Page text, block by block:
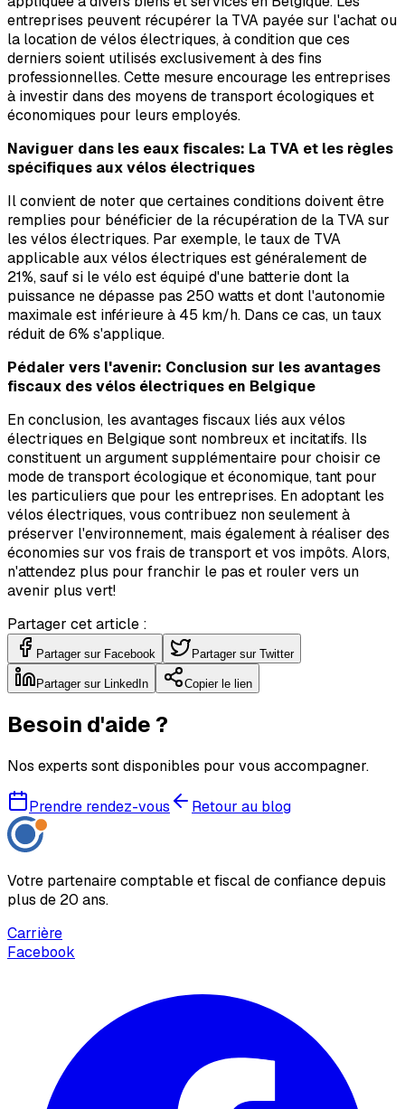
entreprises peuvent récupérer la TVA payée sur l'achat ou
la location de vélos électriques, à condition que ces
derniers soient utilisés exclusivement à des fins
professionnelles. Cette mesure encourage les entreprises
à investir dans des moyens de transport écologiques et
économiques pour leurs employés.
Naviguer dans les eaux fiscales: La TVA et les règles
spécifiques aux vélos électriques
Il convient de noter que certaines conditions doivent être
remplies pour bénéficier de la récupération de la TVA sur
les vélos électriques. Par exemple, le taux de TVA
applicable aux vélos électriques est généralement de
21%, sauf si le vélo est équipé d'une batterie dont la
puissance ne dépasse pas 250 watts et dont l'autonomie
maximale est inférieure à 45 km/h. Dans ce cas, un taux
réduit de 6% s'applique.
Pédaler vers l'avenir: Conclusion sur les avantages
fiscaux des vélos électriques en Belgique
En conclusion, les avantages fiscaux liés aux vélos
électriques en Belgique sont nombreux et incitatifs. Ils
constituent un argument supplémentaire pour choisir ce
mode de transport écologique et économique, tant pour
les particuliers que pour les entreprises. En adoptant les
vélos électriques, vous contribuez non seulement à
préserver l'environnement, mais également à réaliser des
économies sur vos frais de transport et vos impôts. Alors,
n'attendez plus pour franchir le pas et rouler vers un
avenir plus vert!
Partager cet article :
Partager sur Facebook Partager sur Twitter
Partager sur LinkedIn Copier le lien
Besoin d'aide ?
Nos experts sont disponibles pour vous accompagner.
Prendre rendez-vous Retour au blog
Votre partenaire comptable et fiscal de confiance depuis
plus de 20 ans.
Carrière
Facebook